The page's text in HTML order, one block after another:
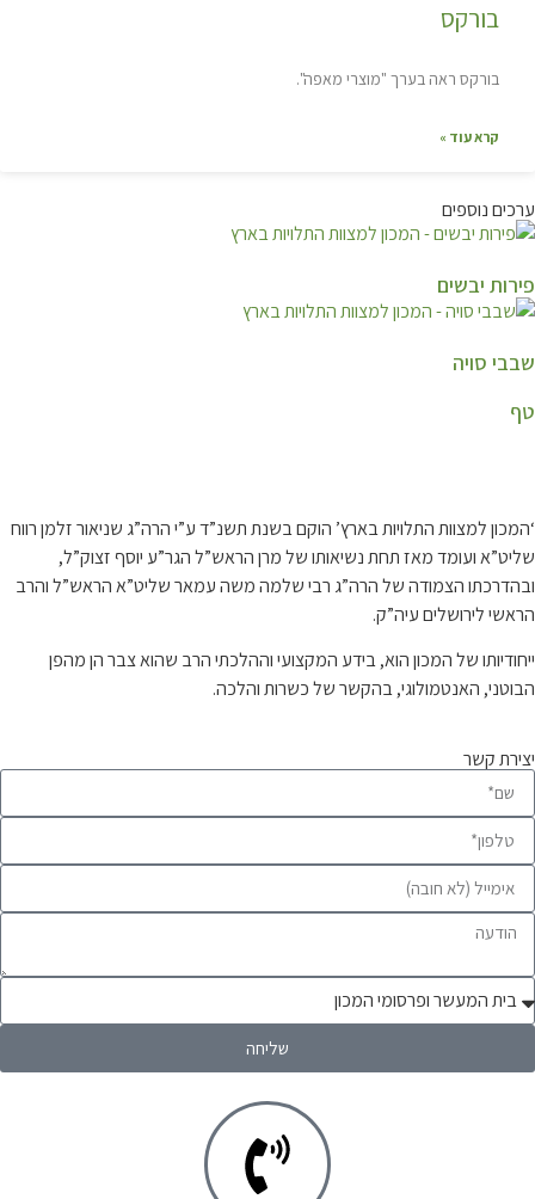
בורקס
בורקס ראה בערך "מוצרי מאפה".
קרא עוד »
ערכים נוספים
פירות יבשים
שבבי סויה
טף
‘המכון למצוות התלויות בארץ’ הוקם בשנת תשנ”ד ע”י הרה”ג שניאור זלמן רווח
שליט”א ועומד מאז תחת נשיאותו של מרן הראש”ל הגר”ע יוסף זצוק”ל,
ובהדרכתו הצמודה של הרה”ג רבי שלמה משה עמאר שליט”א הראש”ל והרב
הראשי לירושלים עיה”ק.
ייחודיותו של המכון הוא, בידע המקצועי וההלכתי הרב שהוא צבר הן מהפן
הבוטני, האנטמולוגי, בהקשר של כשרות והלכה.
יצירת קשר
שליחה